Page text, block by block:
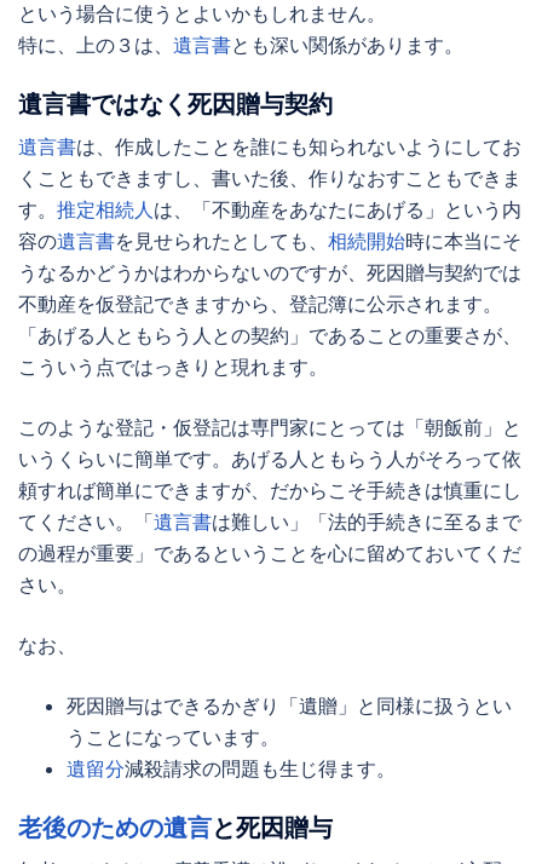
という場合に使うとよいかもしれません。
特に、上の３は、 遺言書とも深い関係があります。
遺言書ではなく 死因贈与契約
遺言書は、作成したことを誰にも知られないようにしてお
くこともできますし、書いた後、作りなおすこともできま
す。 推定相続人は、「不動産をあなたにあげる」という内
容の遺言書を見せられたとしても、 相続開始時に本当にそ
うなるかどうかはわからないのですが、 死因贈与契約では
不動産を仮登記できますから、登記簿に公示されます。
「あげる人ともらう人との契約」であることの重要さが、
こういう点ではっきりと現れます。
このような登記・仮登記は専門家にとっては「朝飯前」と
いうくらいに簡単です。あげる人ともらう人がそろって依
頼すれば簡単にできますが、だからこそ手続きは慎重にし
てください。「遺言書は難しい」「法的手続きに至るまで
の過程が重要」であるということを心に留めておいてくだ
さい。
なお、
死因贈与はできるかぎり「遺贈」と同様に扱うとい
うことになっています。
遺留分減殺請求の問題も生じ得ます。
老後のための遺言と死因贈与